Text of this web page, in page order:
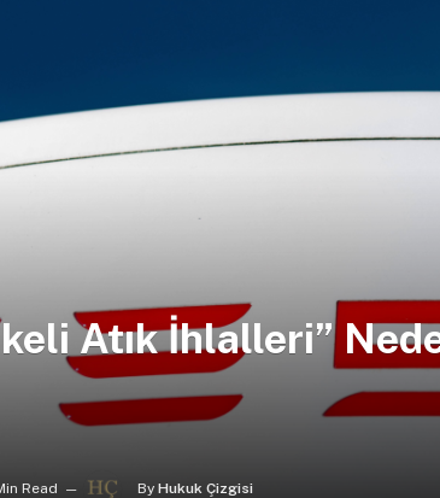
Atık İhlalleri”
Read By Hukuk Çizgisi